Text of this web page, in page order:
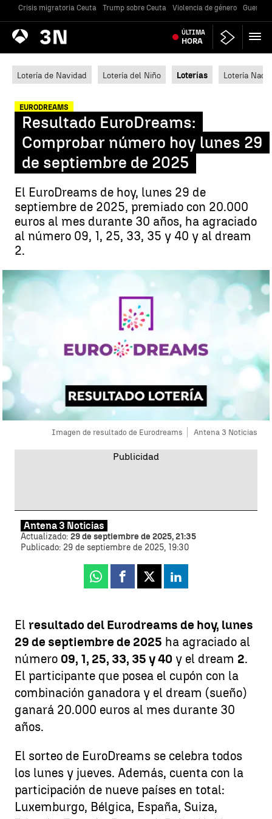
Crisis migratoria Ceuta Trump sobre Ceuta Violencia de género Guerra
Antena
3 Noticias ÚLTIMA
HORA
Lotería de Navidad Lotería del Niño Loterías Lotería
EURODREAMS
Resultado EuroDreams:
Comprobar número hoy lunes 29
de septiembre de 2025
El EuroDreams de hoy, lunes 29 de
septiembre de 2025, premiado con 20.000
euros al mes durante 30 años, ha agraciado
al número 09, 1, 25, 33, 35 y 40 y al dream
2.
Imagen de resultado de Eurodreams Antena 3 Noticias
Antena 3 Noticias
Actualizado: 29 de septiembre de 2025, 21:35
Publicado: 29 de septiembre de 2025, 19:30
Whatsapp
Facebook
X Linkedin
El resultado del Eurodreams de hoy, lunes
29 de septiembre de 2025 ha agraciado al
número 09, 1, 25, 33, 35 y 40 y el dream 2.
El participante que posea el cupón con la
combinación ganadora y el dream (sueño)
ganará 20.000 euros al mes durante 30
años.
El sorteo de EuroDreams se celebra todos
los lunes y jueves. Además, cuenta con la
participación de nueve países en total:
Luxemburgo, Bélgica, España, Suiza,